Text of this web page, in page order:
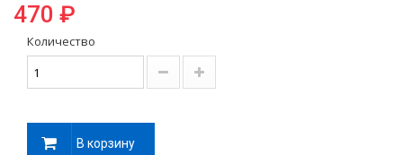
470 ₽
Количество
В корзину